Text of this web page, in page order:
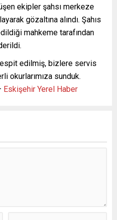
ekipler şahsı merkeze
gözaltına alındı. Şahıs
mahkeme tarafından
edilmiş, bizlere servis
okurlarımıza sunduk.
Eskişehir Yerel Haber